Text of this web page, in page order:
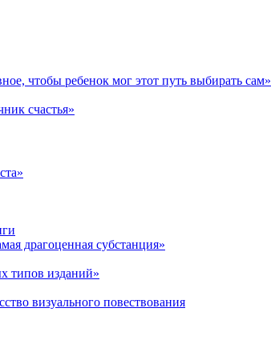
чтобы ребенок мог этот путь выбирать сам»
счастья»
драгоценная субстанция»
типов изданий»
визуального повествования